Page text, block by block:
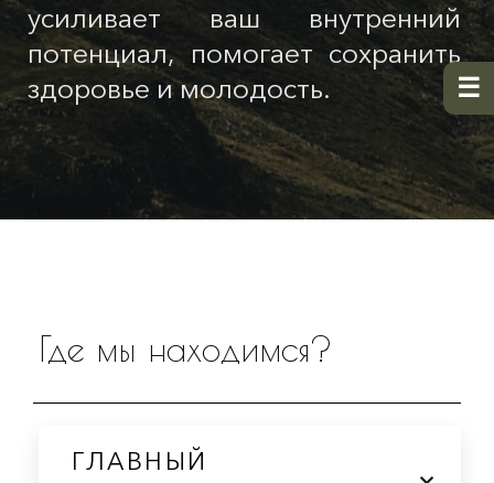
усиливает ваш внутренний
потенциал, помогает сохранить
здоровье и молодость.
Где мы находимся?
ГЛАВНЫЙ